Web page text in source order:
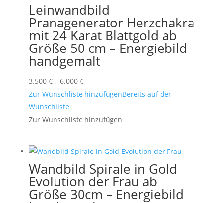
Leinwandbild
Pranagenerator Herzchakra
mit 24 Karat Blattgold ab
Größe 50 cm – Energiebild
handgemalt
3.500 € – 6.000 €Preisspanne:
3.500 €
6.000 €
Zur Wunschliste hinzufügenBereits auf der
Wunschliste
Zur Wunschliste hinzufügen
Wandbild Spirale in Gold
Evolution der Frau ab
Größe 30cm – Energiebild